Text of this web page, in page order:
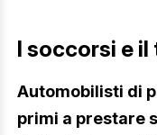
I soccorsi e
Automobilisti di
primi a prestare